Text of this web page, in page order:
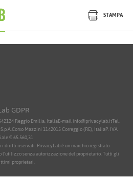
STAMPA
attivo trovato
GDPR
42124 Reggio Emilia, ItaliaE-mail info@privacylab.itTel.
Corso Mazzini 1142015 Correggio (RE), ItaliaP. IVA
€ 65.560,31
diritti riservati. PrivacyLab è un marchio registrato
l'utilizzo senza autorizzazione del proprietario. Tutti gli
proprietari.